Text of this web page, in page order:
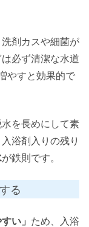
剤カスや細菌が
必ず清潔な水道
やすと効果的で
を長めにして素
浴剤入りの残り
が鉄則です。
る
い」 ため、入浴